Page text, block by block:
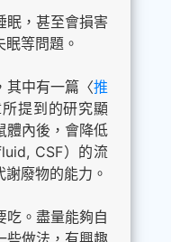
眠，甚至會損害
等問題。
其中有一篇〈推
提到的研究顯
體內後，會降低
CSF）的流
廢物的能力。
吃。盡量能夠自
些做法，有興趣